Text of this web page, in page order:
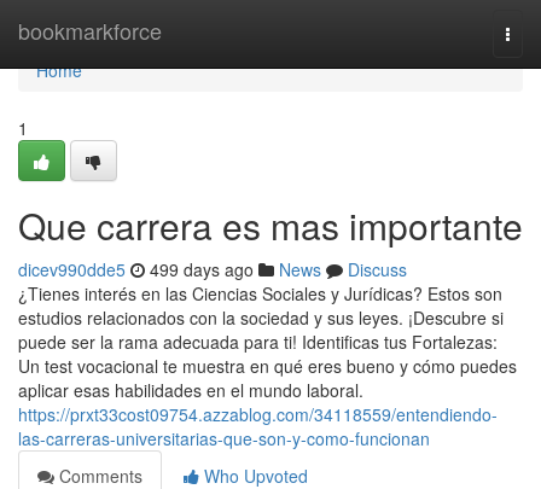
bookmarkforce
Home
Home
1
Que carrera es mas importante
dicev990dde5 499 days ago News
Discuss
¿Tienes interés en las Ciencias Sociales y Jurídicas? Estos son
estudios relacionados con la sociedad y sus leyes. ¡Descubre si
puede ser la rama adecuada para ti! Identificas tus Fortalezas:
Un test vocacional te muestra en qué eres bueno y cómo puedes
aplicar esas habilidades en el mundo laboral.
https://prxt33cost09754.azzablog.com/34118559/entendiendo-
las-carreras-universitarias-que-son-y-como-funcionan
Comments
Who Upvoted